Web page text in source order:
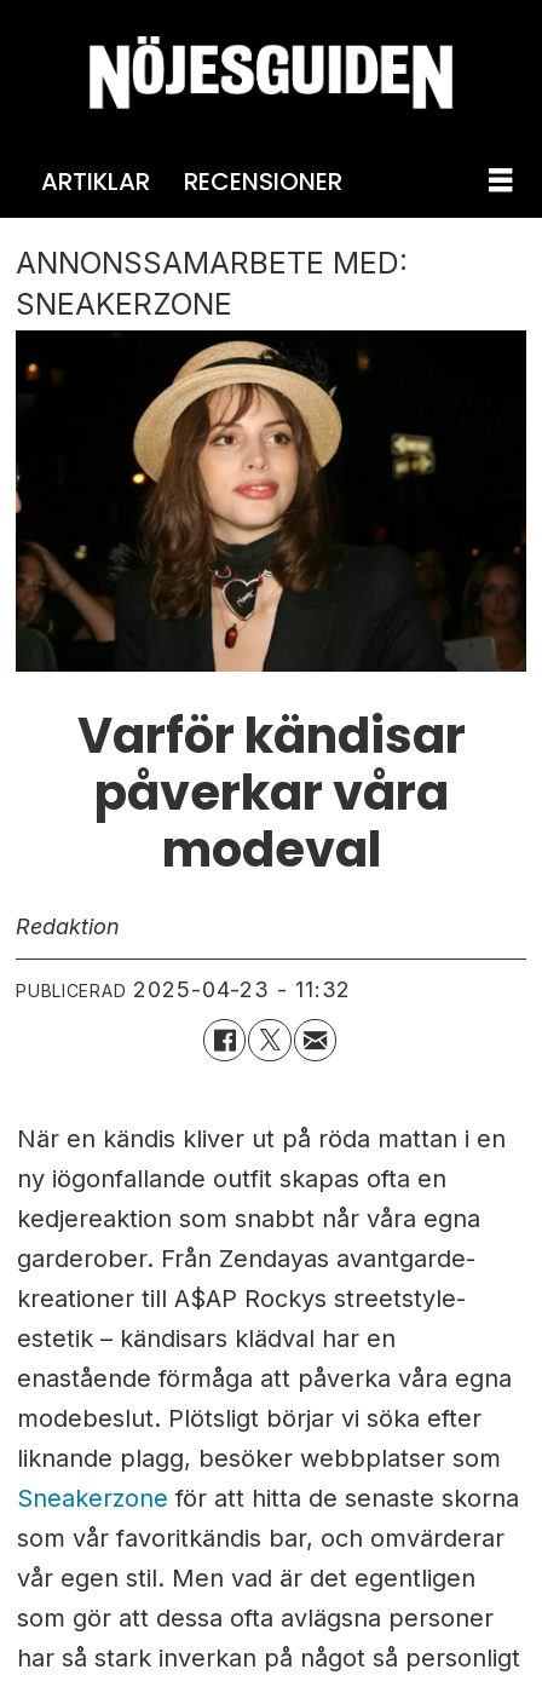
ARTIKLAR RECENSIONER
ANNONSSAMARBETE MED:
SNEAKERZONE
Varför kändisar
påverkar våra
modeval
Redaktion
PUBLICERAD 2025-04-23 - 11:32
När en kändis kliver ut på röda mattan i en
ny iögonfallande outfit skapas ofta en
kedjereaktion som snabbt når våra egna
garderober. Från Zendayas avantgarde-
kreationer till A$AP Rockys streetstyle-
estetik – kändisars klädval har en
enastående förmåga att påverka våra egna
modebeslut. Plötsligt börjar vi söka efter
liknande plagg, besöker webbplatser som
Sneakerzone för att hitta de senaste skorna
som vår favoritkändis bar, och omvärderar
vår egen stil. Men vad är det egentligen
som gör att dessa ofta avlägsna personer
har så stark inverkan på något så personligt